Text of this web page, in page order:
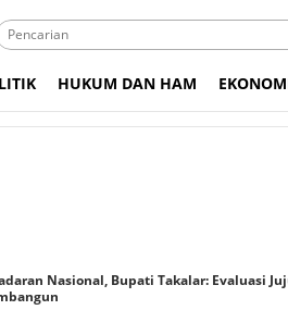
HUKUM DAN HAM
Nasional, Bupati Takalar: Evaluasi